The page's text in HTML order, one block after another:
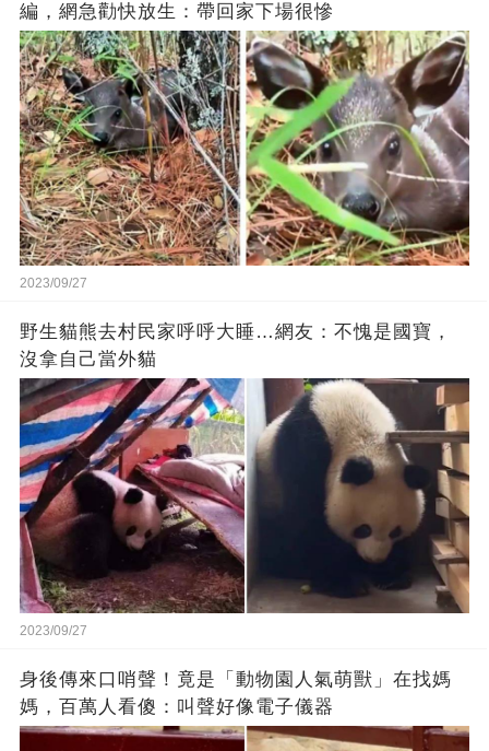
編，網急勸快放生：帶回家下場很慘
2023/09/27
野生貓熊去村民家呼呼大睡…網友：不愧是國寶，
沒拿自己當外貓
2023/09/27
身後傳來口哨聲！竟是「動物園人氣萌獸」在找媽
媽，百萬人看傻：叫聲好像電子儀器